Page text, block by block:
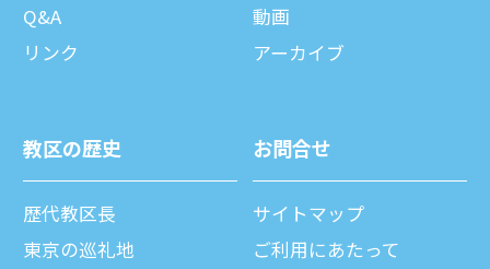
Q&A
リンク
動画
アーカイブ
教区の歴史
歴代教区⻑
東京の巡礼地
お問合せ
サイトマップ
ご利⽤にあたって